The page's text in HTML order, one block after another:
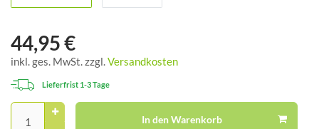
44,95 €
inkl. ges. MwSt. zzgl.Versandkosten
Lieferfrist 1-3 Tage
In den Warenkorb